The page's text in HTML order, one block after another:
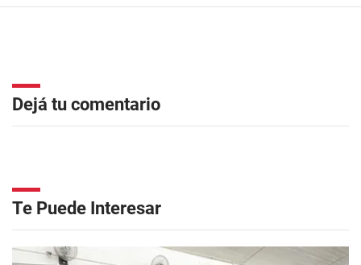
Dejá tu comentario
Te Puede Interesar